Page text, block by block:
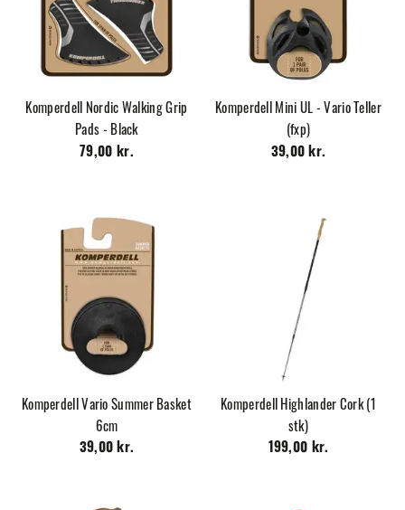
Komperdell Nordic Walking Grip
Pads - Black
79,00 kr.
Komperdell Mini UL - Vario Teller
(fxp)
39,00 kr.
Komperdell Vario Summer Basket
6cm
39,00 kr.
Komperdell Highlander Cork (1
stk)
199,00 kr.